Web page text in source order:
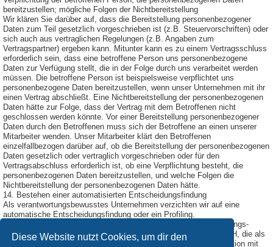
Diese Website nutzt Cookies, um dir den
bereitzustellen; mögliche Folgen der Nichtbereitstellung
Wir klären Sie darüber auf, dass die Bereitstellung personenbezogener
Daten zum Teil gesetzlich vorgeschrieben ist (z.B. Steuervorschriften) oder
sich auch aus vertraglichen Regelungen (z.B. Angaben zum
Vertragspartner) ergeben kann. Mitunter kann es zu einem Vertragsschluss
erforderlich sein, dass eine betroffene Person uns personenbezogene
Daten zur Verfügung stellt, die in der Folge durch uns verarbeitet werden
müssen. Die betroffene Person ist beispielsweise verpflichtet uns
personenbezogene Daten bereitzustellen, wenn unser Unternehmen mit ihr
einen Vertrag abschließt. Eine Nichtbereitstellung der personenbezogenen
Daten hätte zur Folge, dass der Vertrag mit dem Betroffenen nicht
geschlossen werden könnte. Vor einer Bereitstellung personenbezogener
Daten durch den Betroffenen muss sich der Betroffene an einen unserer
Mitarbeiter wenden. Unser Mitarbeiter klärt den Betroffenen
einzelfallbezogen darüber auf, ob die Bereitstellung der personenbezogenen
Daten gesetzlich oder vertraglich vorgeschrieben oder für den
Vertragsabschluss erforderlich ist, ob eine Verpflichtung besteht, die
personenbezogenen Daten bereitzustellen, und welche Folgen die
Nichtbereitstellung der personenbezogenen Daten hätte.
14. Bestehen einer automatisierten Entscheidungsfindung
Als verantwortungsbewusstes Unternehmen verzichten wir auf eine
automatische Entscheidungsfindung oder ein Profiling.
Diese Datenschutzerklärung wurde durch den Datenschutzerklärungs-
Generator der DGD Deutsche Gesellschaft für Datenschutz GmbH, die als
Externer Datenschutzbeauftragter Passau
tätig ist, in Kooperation mit